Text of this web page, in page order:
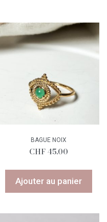
BAGUE NOIX
CHF45.00
Ajouter au panier